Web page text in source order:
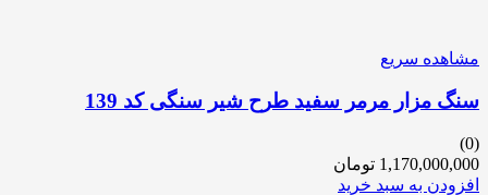
مشاهده سریع
سنگ مزار مرمر سفید طرح شیر سنگی کد 139
(0)
1,170,000,000 تومان
افزودن به سبد خرید